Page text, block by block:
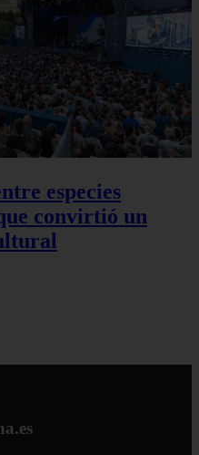
especies
convirtió un